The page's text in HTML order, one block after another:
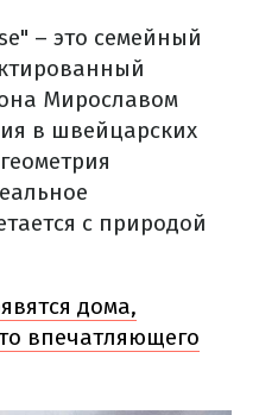
– это семейный
Мирославом
в швейцарских
с природой
дома,
впечатляющего